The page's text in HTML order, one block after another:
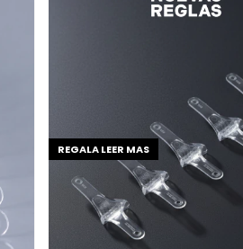
REGALA LEER MAS